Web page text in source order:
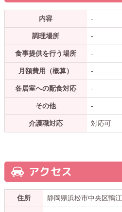
内容 -
調理場所 -
食事提供を行う場所 -
月額費用（概算） -
各居室への配食対応 -
その他 -
介護職対応 対応可
アクセス
住所 静岡県浜松市中央区鴨